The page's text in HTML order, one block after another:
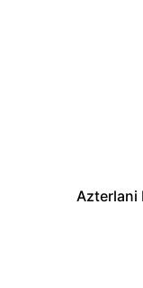
Azterlani